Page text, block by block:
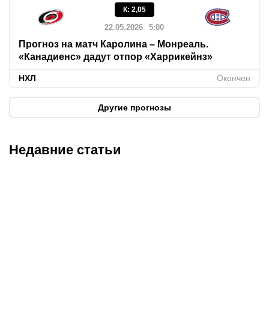
К: 2,05
22.05.2026 5:00
Прогноз на матч Каролина – Монреаль.
«Канадиенс» дадут отпор «Харрикейнз»
НХЛ Окончен
Другие прогнозы
Недавние статьи